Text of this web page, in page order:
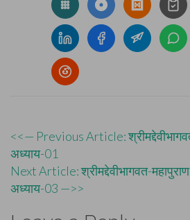
Post
navigation
<<— Previous Article:
अध्याय-01
Next Article: श्रीमद्देवीभागवत-
अध्याय-03 —>>